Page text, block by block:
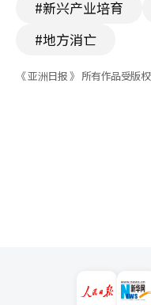
#新兴产业培育
#地方消亡
《 亚洲日报 》 所有作品受版